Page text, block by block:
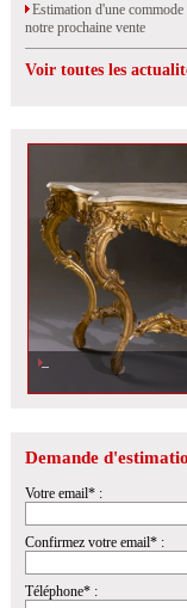
Estimation d'une commode
notre prochaine vente
Voir toutes les
Demande
Votre email* :
Confirmez votre email* :
Téléphone* :